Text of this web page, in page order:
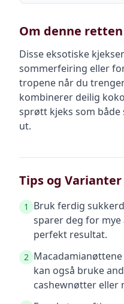
Om denne retten
Disse eksotiske
sommerfeiring eller
tropene når du
kombinerer deilig
sprøtt kjeks som
ut.
Tips og Varianter
1
Bruk ferdig
sparer deg for
perfekt resultat.
2
kan også bruke
cashewnøtter eller